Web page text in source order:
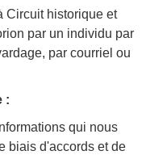
Circuit historique et
par un individu par
par courriel ou
:
qui nous
biais d'accords et de